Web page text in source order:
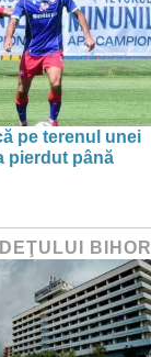
pe terenul unei
pierdut până
BIHOR